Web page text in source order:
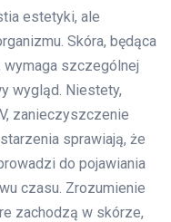
estetyki, ale
Skóra, będąca
wymaga szczególnej
wygląd. Niestety,
zanieczyszczenie
sprawiają, że
do pojawiania
czasu. Zrozumienie
zachodzą w skórze,